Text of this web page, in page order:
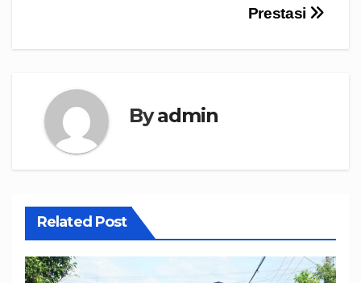
Prestasi
Byadmin
Related Post